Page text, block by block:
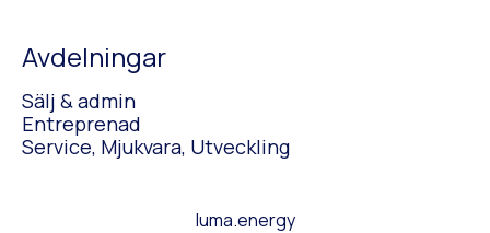
Avdelningar
Sälj & admin
Entreprenad
Service, Mjukvara, Utveckling
luma.energy